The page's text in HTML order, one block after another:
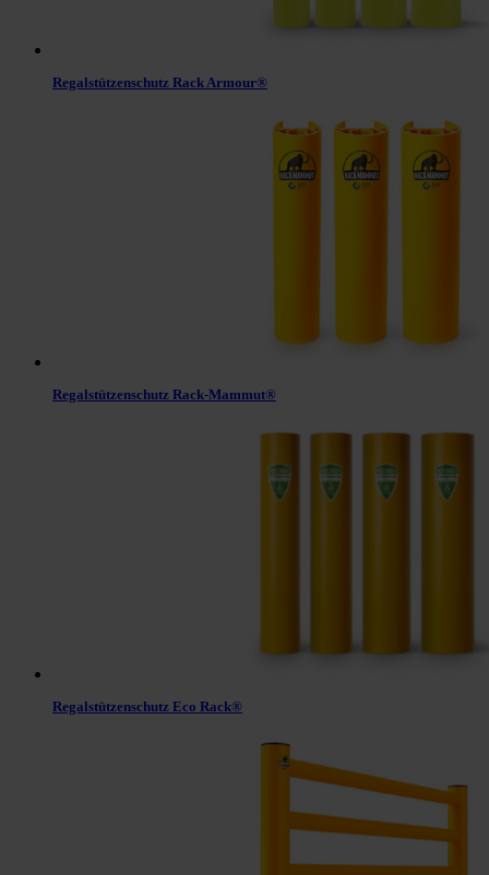
Regalstützenschutz Rack Armour®
Regalstützenschutz Rack-Mammut®
Regalstützenschutz Eco Rack®